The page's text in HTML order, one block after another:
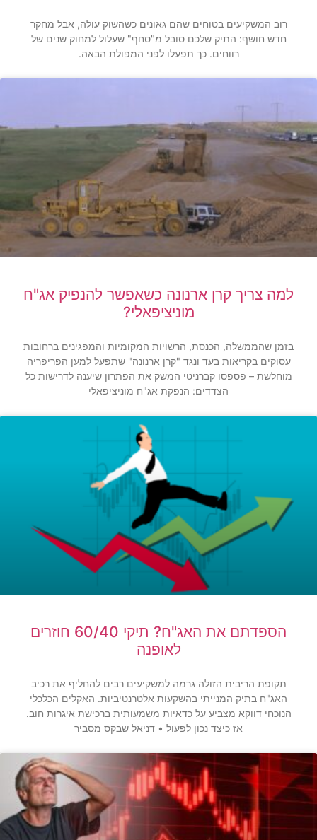
רוב המשקיעים בטוחים שהם גאונים כשהשוק עולה, אבל מחקר
חדש חושף: התיק שלכם סובל מ"סחף" שעלול למחוק שנים של
רווחים. כך תפעלו לפני המפולת הבאה.
למה צריך קרן ארנונה כשאפשר להנפיק אג"ח
מוניציפאלי?
בזמן שהממשלה, הכנסת, הרשויות המקומיות והמפגינים ברחובות
עסוקים בקריאות בעד ונגד "קרן ארנונה" שתפעל למען הפריפריה
מוחלשת – פספסו קברניטי המשק את הפתרון שיענה לדרישות כל
הצדדים: הנפקת אג"ח מוניציפאלי
הספדתם את האג"ח? תיקי 60/40 חוזרים
לאופנה
תקופת הריבית הזולה גרמה למשקיעים רבים להחליף את רכיב
האג"ח בתיק המנייתי בהשקעות אלטרנטיביות. האקלים הכלכלי
הנוכחי דווקא מצביע על כדאיות משמעותית ברכישת איגרות חוב.
אז כיצד נכון לפעול • דניאל שבקס מסביר